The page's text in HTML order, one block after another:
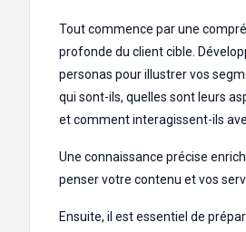
Tout commence par une
profonde du client cible.
personas pour illustrer vos
qui sont-ils, quelles sont leurs
et comment interagissent-ils
Une connaissance précise
penser votre contenu et vos
Ensuite, il est essentiel de